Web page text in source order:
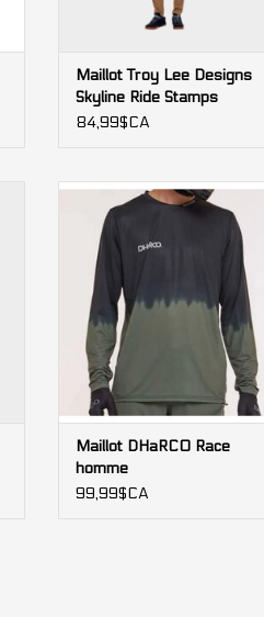
Maillot Troy Lee Designs
Skyline Ride Stamps
manches longues Homme
84,99$CA
Maillot DHaRCO Race homme
AJOUTER AU PANIER
Maillot DHaRCO Race
homme
99,99$CA